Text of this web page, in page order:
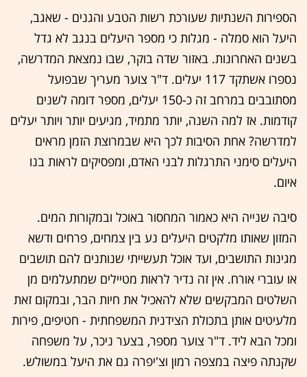
הספירות השנתיות שעורכת רשות הטבע והגנים - שאגב,
היעל הוא סמלה - מגלות כי מספר היעלים בנגב לא גדל
בשנים האחרונות. באזור שדה בוקר, שבו נמצאת המדרשה,
נספרו אשתקד 117 יעלים. ד"ר צוער מעריך שבפועל
מסתובבים במרחב זה כ-150 יעלים, מספר דומה לשנים
קודמות. אז למה השנה, יותר מתמיד, מגיעים יותר ויותר יעלים
למדרשה? אחת הסיבות לכך היא שבמרוצת הזמן מראים
היעלים סימני התרגלות לבני האדם, ומפסיקים לראות בנו
איום.
סיבה שנייה היא כאמור המחסור באוכל ובמקורות המים.
המזון שאותו מלקטים היעלים נע בין צמחים, פרחים ודשא
מגינות התושבים, ועד אוכל תעשייתי שנותנים להם תושבים
או עוברי אורח. אין זה נדיר לראות מטיילים שמתעלמים מן
השלטים המבקשים שלא להאכיל את חיות הבר, ובמקום זאת
מלעיטים אותן בתכולת הצידנית המשפחתית - חטיפים, פירות
ומכל הבא ליד. ד"ר צוער מספר, בצער ניכר, על משפחה
שקנתה פיצה במצפה רמון וצ'יפרה גם את היעל במשולש.